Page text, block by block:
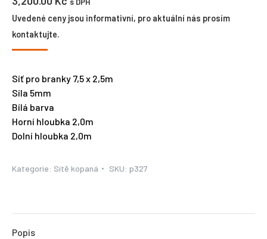
Uvedené ceny jsou informativní, pro aktuální nás prosím
kontaktujte.
Síť pro branky 7,5 x 2,5m
Síla 5mm
Bílá barva
Horní hloubka 2,0m
Dolní hloubka 2,0m
Kategorie: Sítě kopaná SKU: p327
Popis